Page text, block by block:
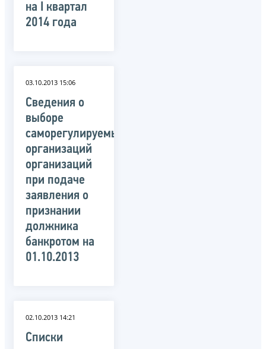
на I квартал
2014 года
03.10.2013 15:06
Сведения о
выборе
саморегулируемых
организаций
организаций
при подаче
заявления о
признании
должника
банкротом на
01.10.2013
02.10.2013 14:21
Списки